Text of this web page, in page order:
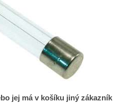
jej má v košíku jiný zákazník